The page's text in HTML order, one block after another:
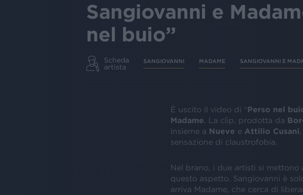
Sangiovanni e
nel buio”
Scheda
artista
SANGIOVANNI MADAME SANGIOVANNI E
È uscito il video di “Perso nel
Madame . La clip, prodotta da
insieme a Nueve e Attilio Cusani
sensazione di claustrofobia.
Nel brano, i due artisti si
questo aspetto. Sangiovanni è
arriva Madame, che cerca di